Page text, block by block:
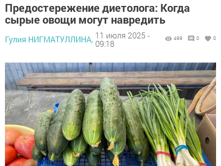
Предостережение диетолога: Когда
сырые овощи могут навредить
Гулия НИГМАТУЛЛИНА, 11 июля 2025 -
09:18
499 0 0